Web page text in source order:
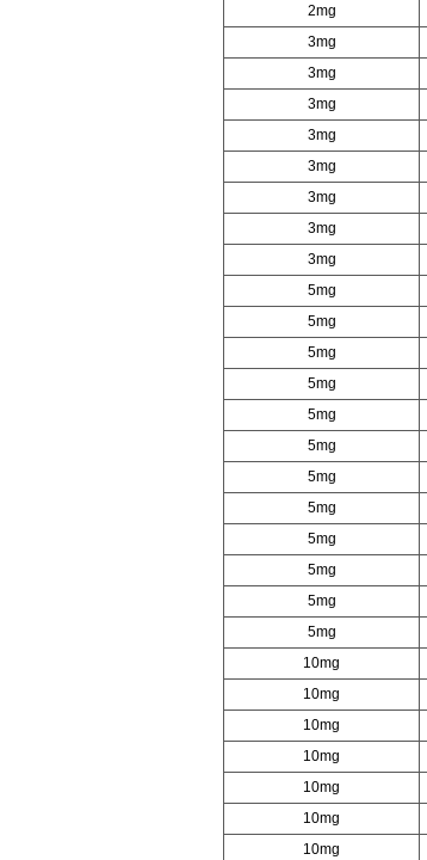
2mg
3mg
3mg
3mg
3mg
3mg
3mg
3mg
3mg
5mg
5mg
5mg
5mg
5mg
5mg
5mg
5mg
5mg
5mg
5mg
5mg
10mg
10mg
10mg
10mg
10mg
10mg
10mg